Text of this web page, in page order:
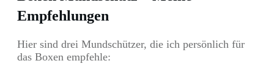
Empfehlungen
Hier sind drei Mundschützer, die ich persönlich für
das Boxen empfehle: